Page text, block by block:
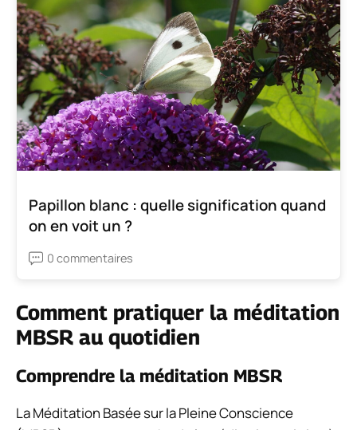
Papillon blanc : quelle signification quand
on en voit un ?
0 commentaires
Comment pratiquer la méditation
MBSR au quotidien
Comprendre la méditation MBSR
La Méditation Basée sur la Pleine Conscience